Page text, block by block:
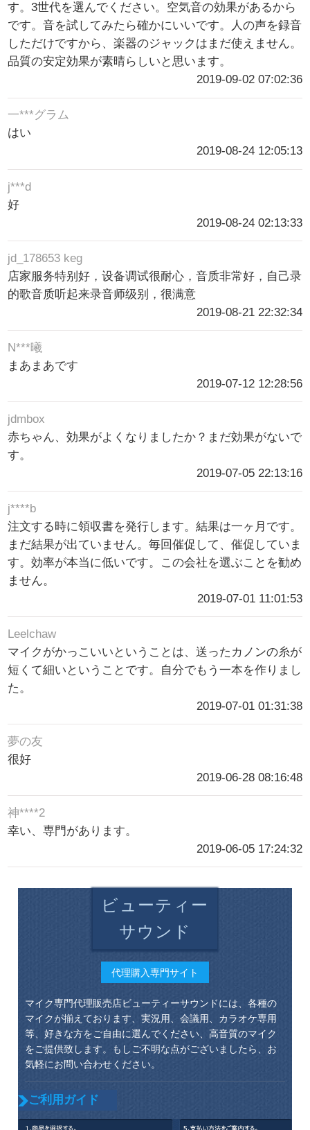
す。3世代を選んでください。空気音の効果があるから
です。音を試してみたら確かにいいです。人の声を録音
しただけですから、楽器のジャックはまだ使えません。
品質の安定効果が素晴らしいと思います。
2019-09-02 07:02:36
一***グラム
はい
2019-08-24 12:05:13
j***d
好
2019-08-24 02:13:33
jd_178653 keg
店家服务特别好，设备调试很耐心，音质非常好，自己录
的歌音质听起来录音师级别，很满意
2019-08-21 22:32:34
N***曦
まあまあです
2019-07-12 12:28:56
jdmbox
赤ちゃん、効果がよくなりましたか？まだ効果がないで
す。
2019-07-05 22:13:16
j****b
注文する時に領収書を発行します。結果は一ヶ月です。
まだ結果が出ていません。毎回催促して、催促していま
す。効率が本当に低いです。この会社を選ぶことを勧め
ません。
2019-07-01 11:01:53
Leelchaw
マイクがかっこいいということは、送ったカノンの糸が
短くて細いということです。自分でもう一本を作りまし
た。
2019-07-01 01:31:38
夢の友
很好
2019-06-28 08:16:48
神****2
幸い、専門があります。
2019-06-05 17:24:32
ビューティー
サウンド
代理購入専門サイト
マイク専門代理販売店ビューティーサウンドには、各種の
マイクが揃えております、実況用、会議用、カラオケ専用
等、好きな方をご自由に選んでください、高音質のマイク
をご提供致します。もしご不明な点がございましたら、お
気軽にお問い合わせください。
ご利用ガイド